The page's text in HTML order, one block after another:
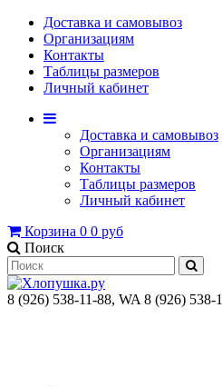
Доставка и самовывоз
Организациям
Контакты
Таблицы размеров
Личный кабинет
Доставка и самовывоз
Организациям
Контакты
Таблицы размеров
Личный кабинет
Корзина 0 0 руб
Поиск
8 (926) 538-11-88, WA 8 (926) 538-